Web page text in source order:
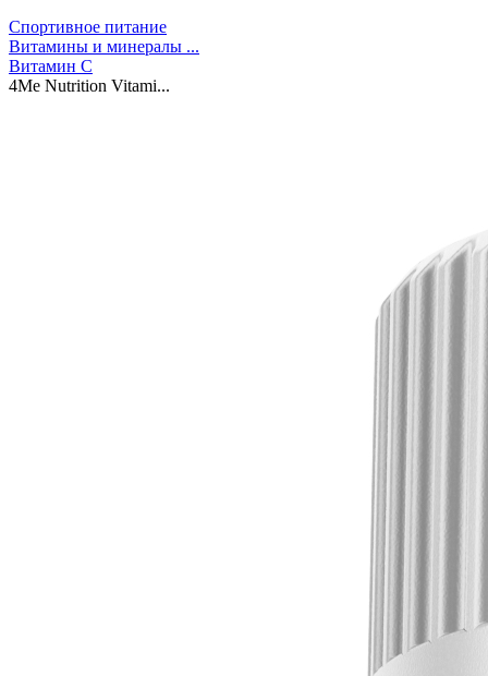
Спортивное питание
Витамины и минералы ...
Витамин C
4Me Nutrition Vitami...